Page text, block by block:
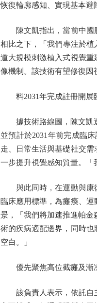
恢復輪廓感知、實現基本避
陳文凱指出，當前中國腦
相比之下，「我們專注於植
道大規模刺激植入式視覺
像機制。該技術有望修復因
料2031年完成註冊開展
據技術路線圖，陳文凱透
並預計於2031年前完成臨
走、日常生活與基礎社交
一步提升視覺感知質量。「
與此同時，在運動與康復
臨床應用標準，為癱瘓、
景，「我們將加速推進帕
術的疾病適配邊界，同時
空白。」
優先聚焦高位截癱及漸
該負責人表示，依託自主